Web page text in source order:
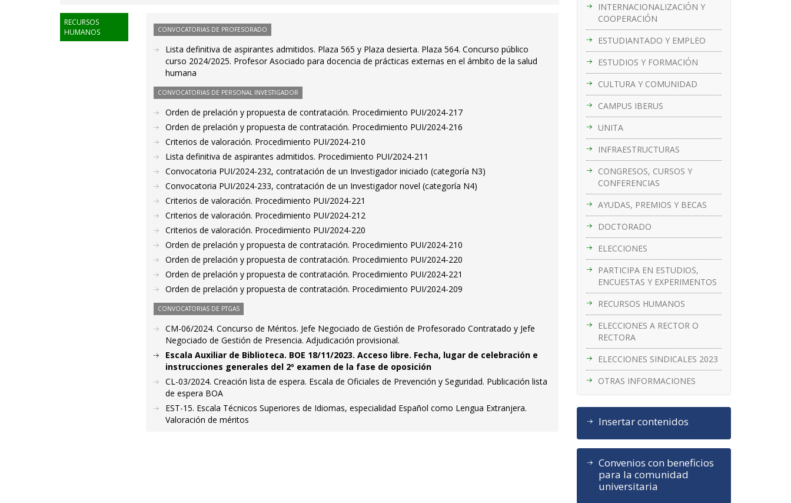
INTERNACIONALIZACIÓN Y
COOPERACIÓN
ESTUDIANTADO Y EMPLEO
ESTUDIOS Y FORMACIÓN
CULTURA Y COMUNIDAD
CAMPUS IBERUS
UNITA
INFRAESTRUCTURAS
CONGRESOS, CURSOS Y
CONFERENCIAS
AYUDAS, PREMIOS Y BECAS
DOCTORADO
ELECCIONES
PARTICIPA EN ESTUDIOS,
ENCUESTAS Y EXPERIMENTOS
RECURSOS HUMANOS
ELECCIONES A RECTOR O
RECTORA
ELECCIONES SINDICALES 2023
OTRAS INFORMACIONES
Insertar contenidos
Convenios con beneficios
para la comunidad
universitaria
RECURSOS
HUMANOS
CONVOCATORIAS DE PROFESORADO
Lista definitiva de aspirantes admitidos. Plaza 565 y Plaza desierta. Plaza 564. Concurso público
curso 2024/2025. Profesor Asociado para docencia de prácticas externas en el ámbito de la salud
humana
CONVOCATORIAS DE PERSONAL INVESTIGADOR
Orden de prelación y propuesta de contratación. Procedimiento PUI/2024-217
Orden de prelación y propuesta de contratación. Procedimiento PUI/2024-216
Criterios de valoración. Procedimiento PUI/2024-210
Lista definitiva de aspirantes admitidos. Procedimiento PUI/2024-211
Convocatoria PUI/2024-232, contratación de un Investigador iniciado (categoría N3)
Convocatoria PUI/2024-233, contratación de un Investigador novel (categoría N4)
Criterios de valoración. Procedimiento PUI/2024-221
Criterios de valoración. Procedimiento PUI/2024-212
Criterios de valoración. Procedimiento PUI/2024-220
Orden de prelación y propuesta de contratación. Procedimiento PUI/2024-210
Orden de prelación y propuesta de contratación. Procedimiento PUI/2024-220
Orden de prelación y propuesta de contratación. Procedimiento PUI/2024-221
Orden de prelación y propuesta de contratación. Procedimiento PUI/2024-209
CONVOCATORIAS DE PTGAS
CM-06/2024. Concurso de Méritos. Jefe Negociado de Gestión de Profesorado Contratado y Jefe
Negociado de Gestión de Presencia. Adjudicación provisional.
Escala Auxiliar de Biblioteca. BOE 18/11/2023. Acceso libre. Fecha, lugar de celebración e
instrucciones generales del 2º examen de la fase de oposición
CL-03/2024. Creación lista de espera. Escala de Oficiales de Prevención y Seguridad. Publicación lista
de espera BOA
EST-15. Escala Técnicos Superiores de Idiomas, especialidad Español como Lengua Extranjera.
Valoración de méritos